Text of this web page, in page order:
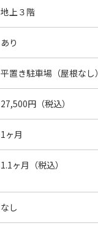
地上３階
あり
平置き駐車場（屋根なし）
27,500円（税込）
1ヶ月
1.1ヶ月（税込）
なし